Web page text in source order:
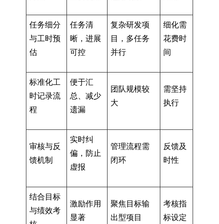
任务细分
与工时预
估
任务清
晰，进展
可控
复杂研发项
目，多任务
并行
细化需
花费时
间
标准化工
时记录流
程
便于汇
总、减少
遗漏
团队规模较
大
需坚持
执行
审核与反
馈机制
实时纠
偏，防止
虚报
管理流程需
闭环
反馈及
时性
结合目标
与绩效考
激励作用
显著
聚焦目标输
出型项目
考核指
标设定